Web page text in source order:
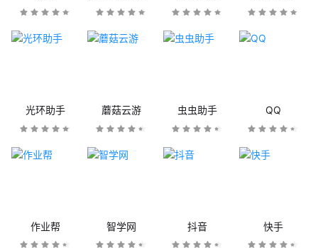
光环助手 蘑菇云游 虫虫助手 QQ
作业帮 智学网 抖音 快手